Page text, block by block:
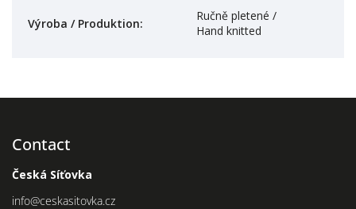
Výroba / Produktion:
Ručně pletené /
Hand knitted
Contact
Česká Síťovka
info@ceskasitovka.cz